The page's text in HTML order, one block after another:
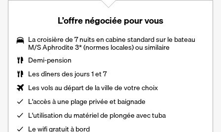
L’offre négociée pour vous
La croisière de 7 nuits en cabine standard sur le bateau
M/S Aphrodite 3* (normes locales) ou similaire
Demi-pension
Les dîners des jours 1 et 7
Les vols au départ de la ville de votre choix
L'accès à une plage privée et baignade
L'utilisation du matériel de plongée avec tuba
Le wifi gratuit à bord